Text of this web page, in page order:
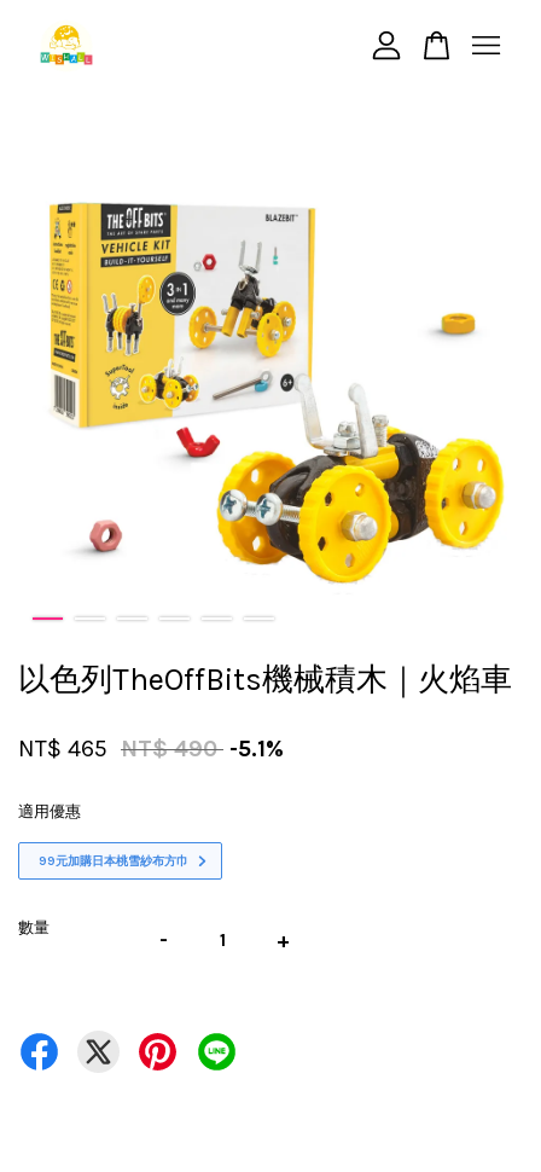
以色列TheOffBits機械積木｜火焰車
NT$ 465 NT$ 490 -5.1%
適用優惠
99元加購日本桃雪紗布方巾
數量 - +